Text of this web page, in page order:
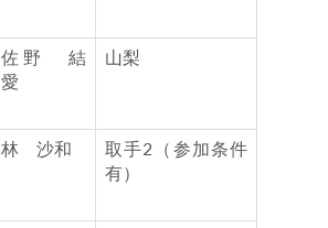
佐野 結
愛
山梨
林 沙和
取手2（参加条件
有）